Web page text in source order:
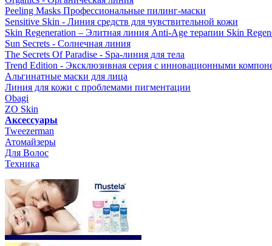
Peeling Masks Профессиональные пилинг-маски
Sensitive Skin - Линия средств для чувствительной кожи
Skin Regeneration – Элитная линия Anti-Age терапии Skin
Sun Secrets - Солнечная линия
The Secrets Of Paradise - Spa-линия для тела
Trend Edition - Эксклюзивная серия с инновационными
Альгинатные маски для лица
Линия для кожи с проблемами пигментации
Obagi
ZO Skin
Aксессуары
Tweezerman
Атомайзеры
Для Волос
Техника